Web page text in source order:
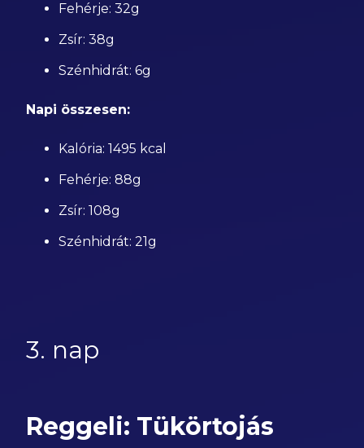
Fehérje: 32g
Zsír: 38g
Szénhidrát: 6g
Napi összesen:
Kalória: 1495 kcal
Fehérje: 88g
Zsír: 108g
Szénhidrát: 21g
3. nap
Reggeli: Tükörtojás